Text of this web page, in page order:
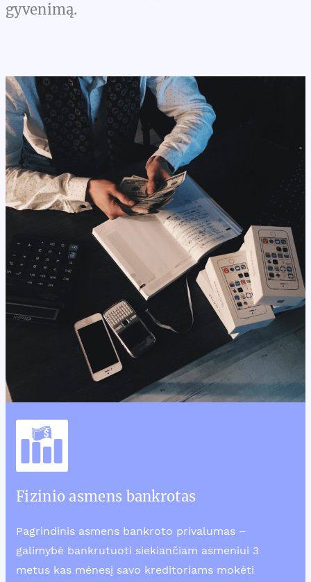
gyvenimą.
Fizinio asmens bankrotas
Pagrindinis asmens bankroto privalumas –
galimybė bankrutuoti siekiančiam asmeniui 3
metus kas mėnesį savo kreditoriams mokėti